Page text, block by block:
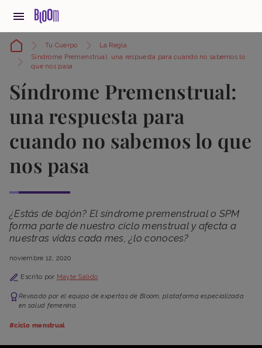
Tu Cuerpo
La Regla
Síndrome Premenstrual: una respuesta para cuando no sabemos lo
que nos pasa
Síndrome Premenstrual:
una respuesta para
cuando no sabemos lo que
nos pasa
¿Estás de bajón? El síndrome premenstrual o SPM
forma parte de nuestro ciclo menstrual y afecta a
nuestras vidas cada mes, ¿lo conoces?
noviembre 12, 2020
Escrito por Mayte Salido
Revisado por el equipo de expertas de Bloom, plataforma especializada
en salud femenina.
#ciclo menstrual